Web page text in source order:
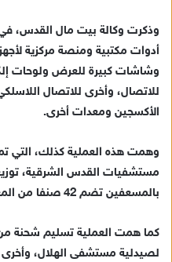
إ
ل
ك
ر
وذكرت وكالة بيت مال القدس،
أدوات مكتبية ومنصة مركزية
وشاشات كبيرة للعرض ولوحات
للاتصال، وأخرى للاتصال
الأكسجين ومعدات أخرى.
وهمت هذه العملية كذلك، التي
بالمسعفين تضم 42 صنفا من المعدات والأدوية.
كما همت العملية تسليم شحنة من
لصيدلية مستشفى الهلال،